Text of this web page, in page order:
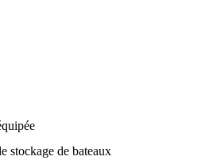
stockage de bateaux